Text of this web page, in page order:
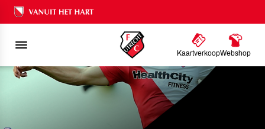
Ons nalatenschap
KaartverkoopWebshop